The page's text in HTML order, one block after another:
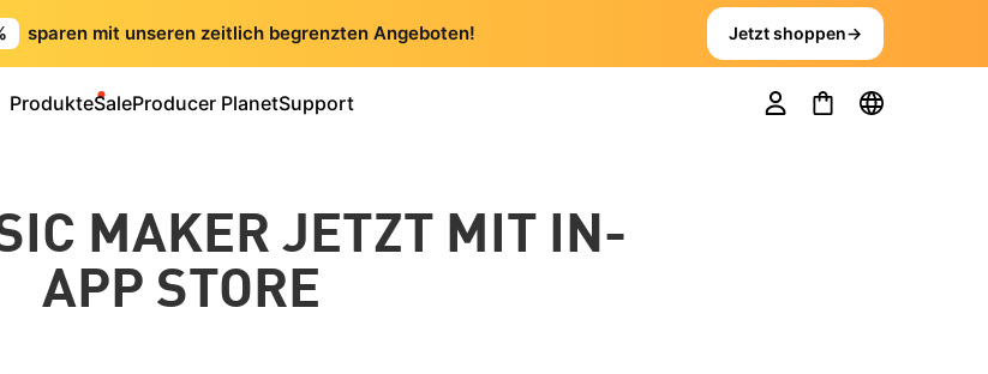
sparen mit unseren zeitlich begrenzten Angeboten! Jetzt shoppen→
ProdukteSaleProducer PlanetSupport
MAKER JETZT MIT IN-
APP STORE